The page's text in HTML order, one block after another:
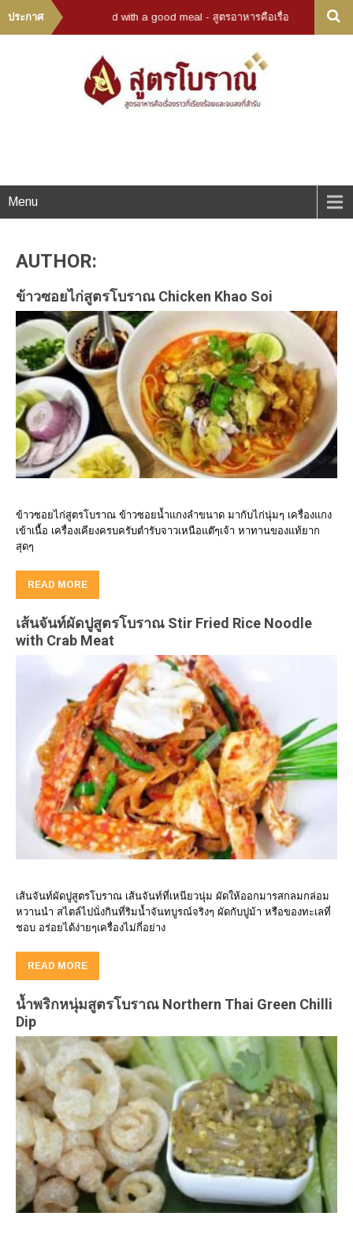
ประกาศ
story end with a good meal - สูตรอาหารคือเรื่องราวที่เรียงร้อยและจบลงที่สำ
Menu
AUTHOR:
ข้าวซอยไก่สูตรโบราณ Chicken Khao Soi
ข้าวซอยไก่สูตรโบราณ ข้าวซอยน้ำแกงลำขนาด มากับไก่นุ่มๆ เครื่องแกง
เข้าเนื้อ เครื่องเคียงครบครับตำรับจาวเหนือแต๊ๆเจ้า หาทานของแท้ยาก
สุดๆ
READ MORE
เส้นจันท์ผัดปูสูตรโบราณ Stir Fried Rice Noodle
with Crab Meat
เส้นจันท์ผัดปูสูตรโบราณ เส้นจันท์ที่เหนียวนุ่ม ผัดให้ออกมารสกลมกล่อม
หวานนำ สไตล์ไปนั่งกินที่ริมน้ำจันทบูรณ์จริงๆ ผัดกับปูม้า หรือของทะเลที่
ชอบ อร่อยได้ง่ายๆเครื่องไม่กี่อย่าง
READ MORE
น้ำพริกหนุ่มสูตรโบราณ Northern Thai Green Chilli
Dip